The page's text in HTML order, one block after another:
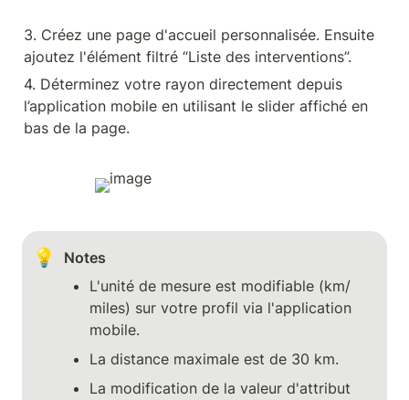
3. Créez une page d'accueil personnalisée. Ensuite
ajoutez l'élément filtré “Liste des interventions”.
4. Déterminez votre rayon directement depuis
l’application mobile en utilisant le slider affiché en
bas de la page.
💡
Notes
L'unité de mesure est modifiable (km/
miles) sur votre profil via l'application
mobile.
La distance maximale est de 30 km.
La modification de la valeur d'attribut